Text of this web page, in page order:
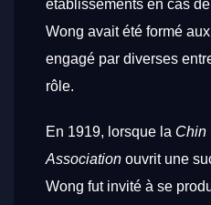
établissements en cas
Wong avait été formé
engagé par diverses
rôle.
En 1919, lorsque la Chin
Association ouvrit une
Wong fut invité à se